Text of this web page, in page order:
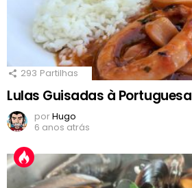
293 Partilhas
Lulas Guisadas à Portuguesa
porHugo
6 anos atrás